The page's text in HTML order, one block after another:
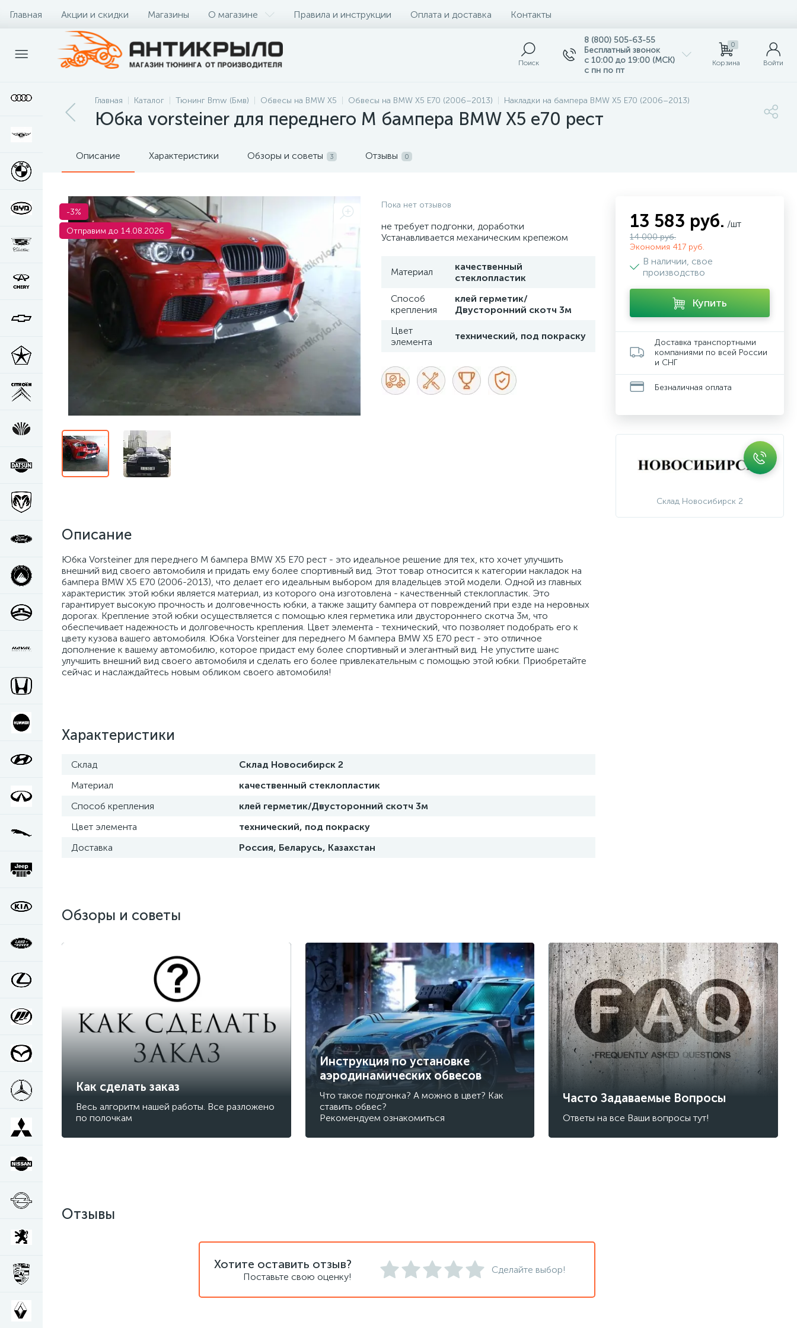
Главная Акции и скидки Магазины О магазине Правила и инструкции Оплата и доставка Контакты
Поиск
8 (800) 505-63-55
Бесплатный звонок
с 10:00 до 19:00 (МСК)
с пн по пт
0
Корзина Войти
Главная Каталог Тюнинг Bmw (Бмв) Обвесы на BMW X5 Обвесы на BMW X5 E70 (2006–2013) Накладки на бампера BMW X5 E70 (2006–2013)
Юбка vorsteiner для переднего М бампера BMW X5 e70 рест
Описание Характеристики Обзоры и советы 3 Отзывы 0
-3%
Отправим до 14.08.2026
Пока нет отзывов
не требует подгонки, доработки
Устанавливается механическим крепежом
Материал
качественный
стеклопластик
Способ
крепления
клей герметик/
Двусторонний скотч 3м
Цвет
элемента
технический, под покраску
Описание
Юбка Vorsteiner для переднего М бампера BMW X5 E70 рест - это идеальное решение для тех, кто хочет улучшить
внешний вид своего автомобиля и придать ему более спортивный вид. Этот товар относится к категории накладок на
бампера BMW X5 E70 (2006-2013), что делает его идеальным выбором для владельцев этой модели. Одной из главных
характеристик этой юбки является материал, из которого она изготовлена - качественный стеклопластик. Это
гарантирует высокую прочность и долговечность юбки, а также защиту бампера от повреждений при езде на неровных
дорогах. Крепление этой юбки осуществляется с помощью клея герметика или двустороннего скотча 3м, что
обеспечивает надежность и долговечность крепления. Цвет элемента - технический, что позволяет подобрать его к
цвету кузова вашего автомобиля. Юбка Vorsteiner для переднего М бампера BMW X5 E70 рест - это отличное
дополнение к вашему автомобилю, которое придаст ему более спортивный и элегантный вид. Не упустите шанс
улучшить внешний вид своего автомобиля и сделать его более привлекательным с помощью этой юбки. Приобретайте
сейчас и наслаждайтесь новым обликом своего автомобиля!
Характеристики
Склад
Склад Новосибирск 2
Материал
качественный стеклопластик
Способ крепления
клей герметик/Двусторонний скотч 3м
Цвет элемента
технический, под покраску
Доставка
Россия, Беларусь, Казахстан
13 583 руб. /шт
14 000 руб.
Экономия 417 руб.
В наличии, свое
производство
Купить
Доставка транспортными
компаниями по всей России
и СНГ
Безналичная оплата
Склад Новосибирск 2
Обзоры и советы
Как сделать заказ
Весь алгоритм нашей работы. Все разложено
по полочкам
Инструкция по установке
аэродинамических обвесов
Что такое подгонка? А можно в цвет? Как
ставить обвес?
Рекомендуем ознакомиться
Часто Задаваемые Вопросы
Ответы на все Ваши вопросы тут!
Отзывы
Хотите оставить отзыв?
Поставьте свою оценку!
Сделайте выбор!